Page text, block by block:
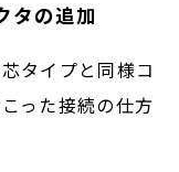
タの追加
タイプと同様コ
った接続の仕方